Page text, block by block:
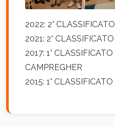
2022: 2°
2021: 2°
2017: 1°
CAMPREGHER
2015: 1°